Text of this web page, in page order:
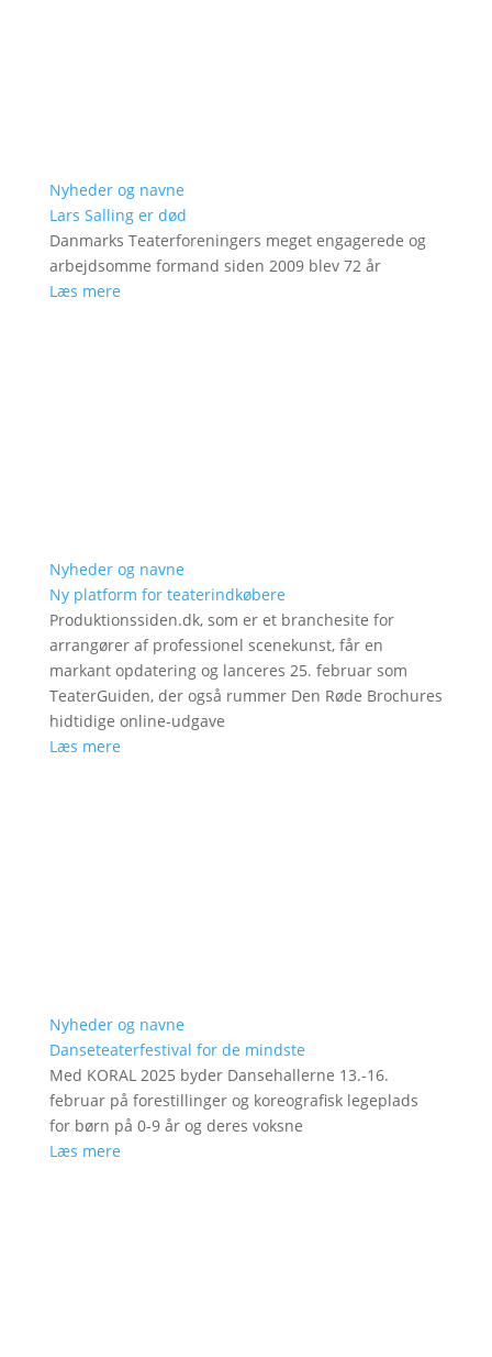
Nyheder og navne
Lars Salling er død
Danmarks Teaterforeningers meget engagerede og
arbejdsomme formand siden 2009 blev 72 år
Læs mere
Nyheder og navne
Ny platform for teaterindkøbere
Produktionssiden.dk, som er et branchesite for
arrangører af professionel scenekunst, får en
markant opdatering og lanceres 25. februar som
TeaterGuiden, der også rummer Den Røde Brochures
hidtidige online-udgave
Læs mere
Nyheder og navne
Danseteaterfestival for de mindste
Med KORAL 2025 byder Dansehallerne 13.-16.
februar på forestillinger og koreografisk legeplads
for børn på 0-9 år og deres voksne
Læs mere